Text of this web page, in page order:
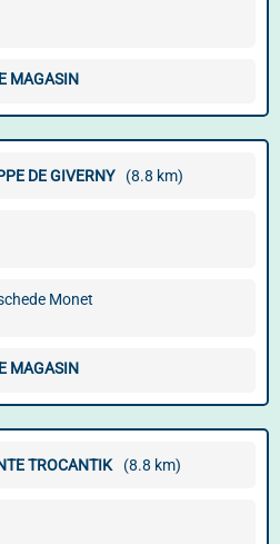
MAGASIN
DE GIVERNY (8.8 km)
Monet
MAGASIN
TROCANTIK (8.8 km)